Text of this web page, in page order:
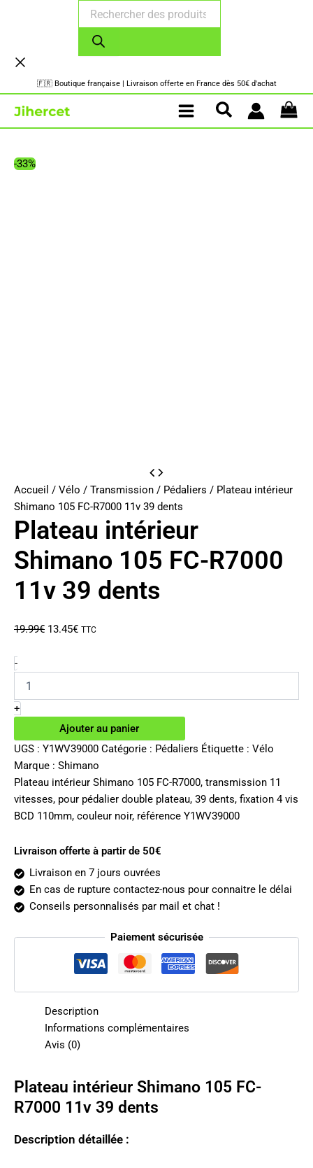
produits
🇫🇷 Boutique française | Livraison offerte en France dès 50€ d'achat
-33%
Accueil / Vélo / Transmission / Pédaliers / Plateau intérieur
Shimano 105 FC-R7000 11v 39 dents
Plateau intérieur
Shimano 105 FC-R7000
11v 39 dents
19.99€ Le
13.45€Le
TTC
-quantité
de
Plateau
intérieur
Shimano
FC-
R7000
39
dents
+
Ajouter au panier
UGS : Y1WV39000 Catégorie : Pédaliers Étiquette : Vélo
Marque : Shimano
Plateau intérieur Shimano 105 FC-R7000, transmission 11
vitesses, pour pédalier double plateau, 39 dents, fixation 4 vis
BCD 110mm, couleur noir, référence Y1WV39000
Livraison offerte à partir de 50€
Livraison en 7 jours ouvrées
En cas de rupture contactez-nous pour connaitre le délai
Conseils personnalisés par mail et chat !
Paiement sécurisée
Description
Informations complémentaires
Avis (0)
Plateau intérieur Shimano 105 FC-
R7000 11v 39 dents
Description détaillée :